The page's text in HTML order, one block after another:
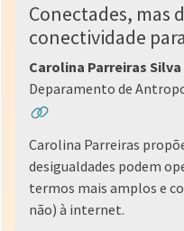
Conectades, mas
conectividade
Carolina Parreiras Silva
Deparamento de
Carolina Parreiras
desigualdades podem
termos mais amplos e
não) à internet.